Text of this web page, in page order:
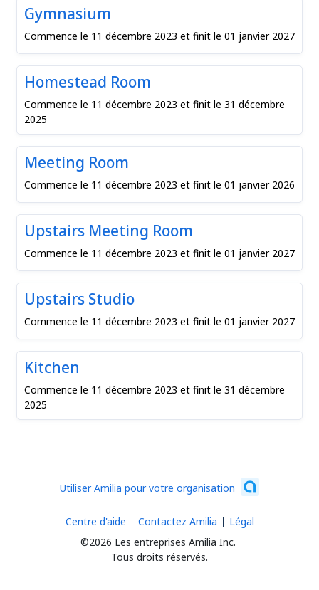
Gymnasium
Commence le 11 décembre 2023 et finit le 01 janvier 2027
Homestead Room
Commence le 11 décembre 2023 et finit le 31 décembre
2025
Meeting Room
Commence le 11 décembre 2023 et finit le 01 janvier 2026
Upstairs Meeting Room
Commence le 11 décembre 2023 et finit le 01 janvier 2027
Upstairs Studio
Commence le 11 décembre 2023 et finit le 01 janvier 2027
Kitchen
Commence le 11 décembre 2023 et finit le 31 décembre
2025
Utiliser Amilia pour votre organisation
©2026 Les entreprises Amilia Inc.
Tous droits réservés.
Centre d'aide Contactez Amilia Légal